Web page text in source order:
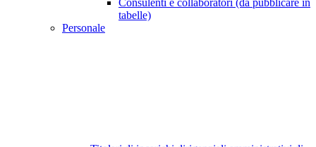
Consulenti e collaboratori (da pubblicare in
tabelle)
Personale